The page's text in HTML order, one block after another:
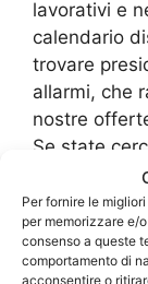
Per fornire le
per memorizzare e/
consenso a queste
comportamento di
acconsentire o
lavorativi e
calendario
trovare
allarmi, che
nostre
Se state
presidi di
antifurto
attendervi.
di livello, il